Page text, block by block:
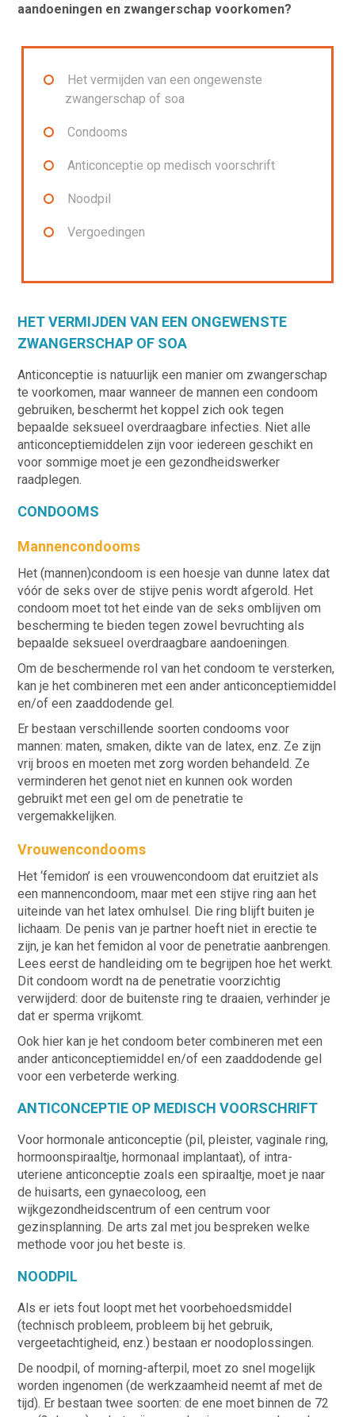
aandoeningen en zwangerschap voorkomen?
Het vermijden van een ongewenste
zwangerschap of soa
Condooms
Anticonceptie op medisch voorschrift
Noodpil
Vergoedingen
HET VERMIJDEN VAN EEN ONGEWENSTE
ZWANGERSCHAP OF SOA
Anticonceptie is natuurlijk een manier om zwangerschap
te voorkomen, maar wanneerdemannen eencondoom
gebruiken, beschermt het koppel zich ook tegen
bepaalde seksueel overdraagbare infecties. Niet alle
anticonceptiemiddelen zijn voor iedereengeschikten
voor sommigemoet je een gezondheidswerker
raadplegen.
CONDOOMS
Mannencondooms
Het (mannen)condoom is een hoesje van dunne latex dat
vóór de seks over de stijve penis wordt afgerold. Het
condoom moet tot het einde van de seks omblijven om
bescherming te bieden tegen zowel bevruchting als
bepaalde seksueel overdraagbare aandoeningen.
Om de beschermende rol van het condoom te versterken,
kan je het combineren met een ander anticonceptiemiddel
en/of een zaaddodende gel.
Er bestaan verschillende soorten condooms voor
mannen: maten, smaken, dikte van de latex, enz. Ze zijn
vrij broos en moeten met zorg worden behandeld. Ze
verminderen het genot niet en kunnen ook worden
gebruikt met een gel om de penetratie te
vergemakkelijken.
Vrouwencondooms
Het ‘femidon’ is een vrouwencondoom dat eruitziet als
een mannencondoom, maar met een stijve ring aan het
uiteinde van het latex omhulsel. Die ring blijft buiten je
lichaam. De penis van je partner hoeft niet in erectie te
zijn, je kan het femidon al voor de penetratie aanbrengen.
Lees eerst de handleiding om te begrijpen hoe het werkt.
Dit condoom wordt na de penetratie voorzichtig
verwijderd: door de buitenste ring te draaien, verhinder je
dat er sperma vrijkomt.
Ook hier kan je het condoom beter combineren met een
ander anticonceptiemiddel en/of een zaaddodende gel
voor een verbeterde werking.
ANTICONCEPTIE OP MEDISCH VOORSCHRIFT
Voor hormonale anticonceptie (pil, pleister, vaginale ring,
hormoonspiraaltje,hormonaal implantaat), of intra-
uteriene anticonceptie zoals een spiraaltje, moetje naar
dehuisarts, een gynaecoloog, een
wijkgezondheidscentrum of een centrum voor
gezinsplanning. De arts zal metjou bespreken welke
methodevoor jouhet beste is.
NOODPIL
Als er iets fout loopt met het voorbehoedsmiddel
(technisch probleem, probleem bij het gebruik,
vergeetachtigheid, enz.) bestaan er noodoplossingen.
De noodpil, of morning-afterpil, moet zo snel mogelijk
worden ingenomen (de werkzaamheid neemt af met de
tijd). Er bestaan twee soorten: de ene moet binnen de 72